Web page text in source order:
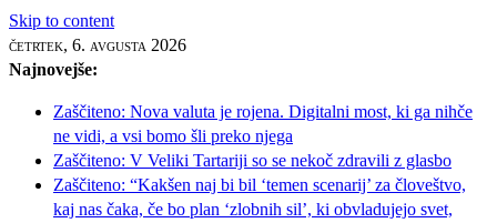
Skip to content
četrtek, 6. avgusta 2026
Najnovejše:
Zaščiteno: Nova valuta je rojena. Digitalni most, ki ga nihče
ne vidi, a vsi bomo šli preko njega
Zaščiteno: V Veliki Tartariji so se nekoč zdravili z glasbo
Zaščiteno: “Kakšen naj bi bil ‘temen scenarij’ za človeštvo,
kaj nas čaka, če bo plan ‘zlobnih sil’, ki obvladujejo svet,